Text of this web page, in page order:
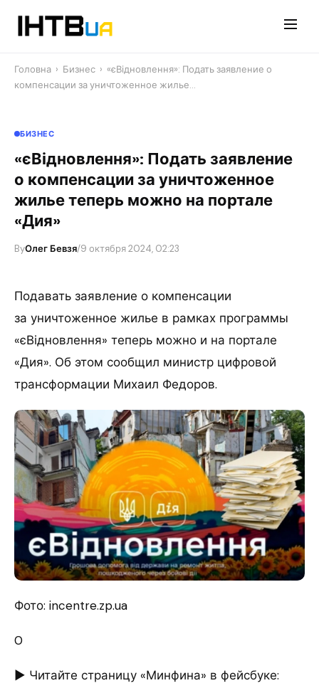
Головна › Бизнес › «єВідновлення»: Подать заявление о
компенсации за уничтоженное жилье…
БИЗНЕС
«єВідновлення»: Подать заявление
о компенсации за уничтоженное
жилье теперь можно на портале
«Дия»
ByОлег Бевзя/9 октября 2024, 02:23
Подавать заявление о компенсации
за уничтоженное жилье в рамках программы
«єВідновлення» теперь можно и на портале
«Дия». Об этом сообщил министр цифровой
трансформации Михаил Федоров.
Фото: incentre.zp.ua
0
► Читайте страницу «Минфина» в фейсбуке: